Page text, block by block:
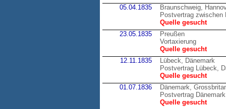
05.04.1835
Braunschweig,
Postvertrag zwischen
Quelle gesucht
23.05.1835
Preußen
Vortaxierung
Quelle gesucht
12.11.1835
Lübeck, Dänemark
Postvertrag Lübeck,
Quelle gesucht
01.07.1836
Dänemark,
Postvertrag
Quelle gesucht